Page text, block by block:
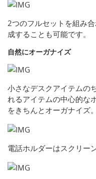
2つのフルセットを組み
成することも可能です。
自然にオーガナイズ
小さなデスクアイテムの
れるアイテムの中心的な
をきちんとオーガナイズ。
電話ホルダーはスクリー